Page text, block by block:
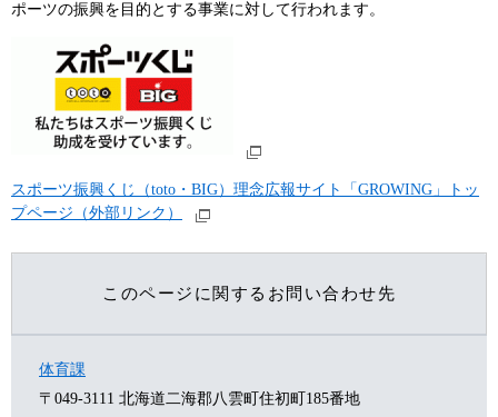
ポーツの振興を目的とする事業に対して行われます。
スポーツ振興くじ（toto・BIG）理念広報サイト「GROWING」トッ
プページ（外部リンク）
このページに関するお問い合わせ先
体育課
〒049-3111 北海道二海郡八雲町住初町185番地